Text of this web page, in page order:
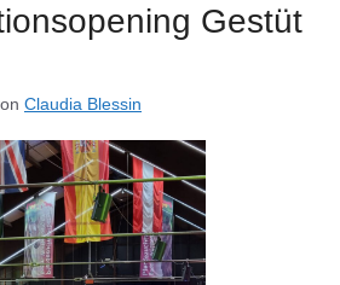
Gestüt
Claudia Blessin